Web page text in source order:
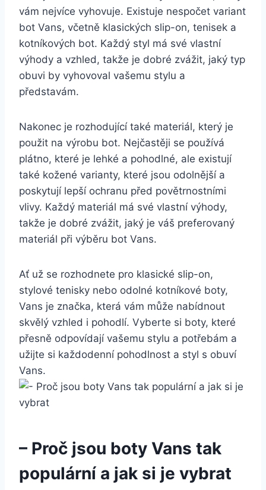
vám nejvíce ⁣vyhovuje. Existuje nespočet variant
bot Vans, včetně klasických slip-on, tenisek a
kotníkových bot. Každý styl má své vlastní
výhody ‍a vzhled, takže je dobré zvážit, jaký typ
obuvi by ⁤vyhovoval ‍vašemu stylu a
představám.
Nakonec je rozhodující také materiál,​ který je
použit na výrobu bot. Nejčastěji ⁤se používá
plátno, které je lehké a pohodlné, ale existují
také kožené varianty, které jsou odolnější ‍a
poskytují lepší ochranu před povětrnostními
vlivy. Každý materiál má své vlastní výhody,
takže⁣ je dobré⁤ zvážit, jaký je váš⁢ preferovaný
materiál při ⁤výběru bot Vans.
Ať už se rozhodnete pro klasické slip-on,
stylové tenisky nebo odolné kotníkové boty,
Vans je značka, která vám může nabídnout
skvělý⁢ vzhled i pohodlí. Vyberte ⁣si boty, které
přesně odpovídají vašemu stylu a potřebám a
užijte si každodenní pohodlnost a styl s obuví
Vans.
– Proč ⁣jsou boty Vans tak
populární a jak si je vybrat